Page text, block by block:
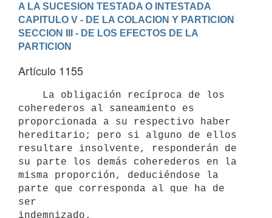
A LA SUCESION TESTADA O INTESTADA
CAPITULO V - DE LA COLACION Y PARTICION
SECCION III - DE LOS EFECTOS DE LA
PARTICION
Artículo 1155
coherederos al saneamiento es
proporcionada a su respectivo haber
hereditario; pero si alguno de ellos
resultare insolvente, responderán de
su parte los demás coherederos en la
misma proporción, deduciéndose la
parte que corresponda al que ha de
ser
indemnizado.